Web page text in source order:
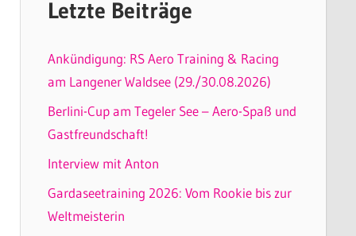
Letzte Beiträge
Ankündigung: RS Aero Training & Racing
am Langener Waldsee (29./30.08.2026)
Berlini-Cup am Tegeler See – Aero-Spaß und
Gastfreundschaft!
Interview mit Anton
Gardaseetraining 2026: Vom Rookie bis zur
Weltmeisterin